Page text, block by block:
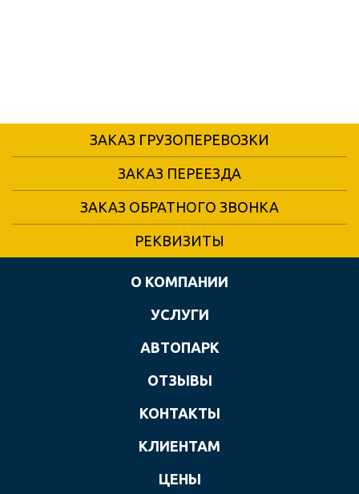
ЗАКАЗ ГРУЗОПЕРЕВОЗКИ
ЗАКАЗ ПЕРЕЕЗДА
ЗАКАЗ ОБРАТНОГО ЗВОНКА
РЕКВИЗИТЫ
О КОМПАНИИ
УСЛУГИ
АВТОПАРК
ОТЗЫВЫ
КОНТАКТЫ
КЛИЕНТАМ
ЦЕНЫ